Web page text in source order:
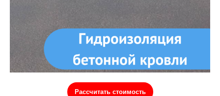
Рассчитать стоимость